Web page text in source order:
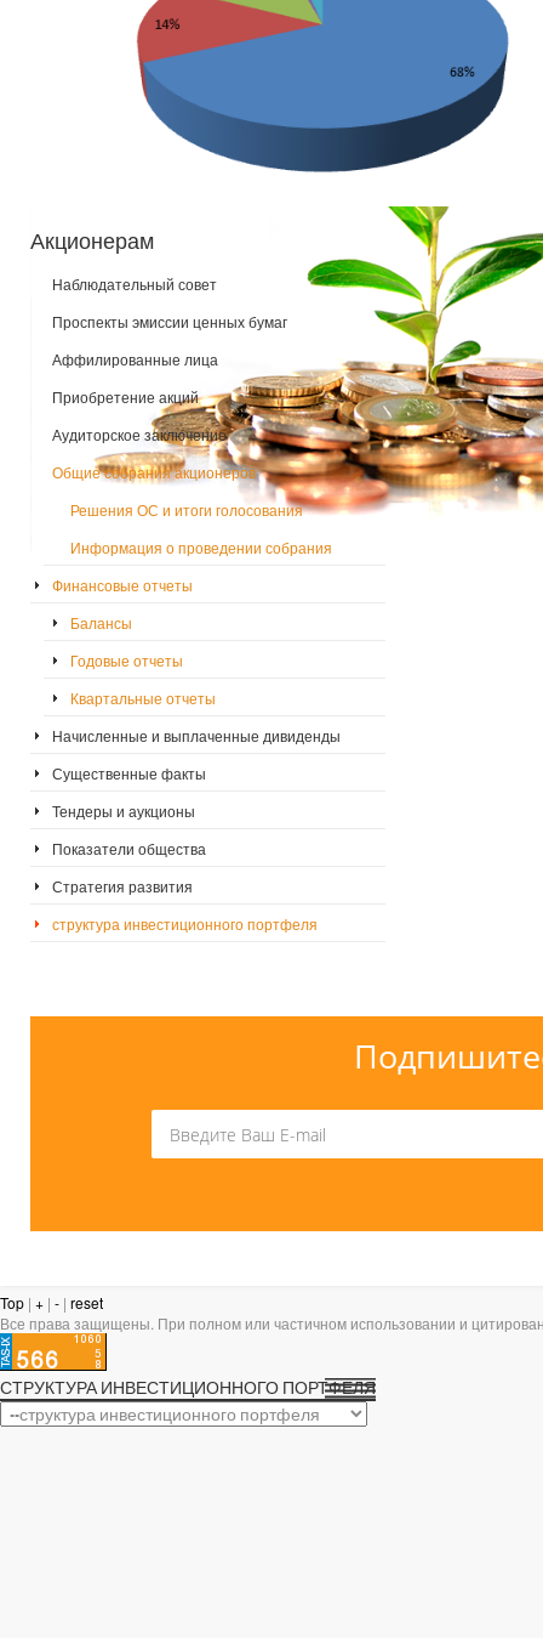
Акционерам
Наблюдательный совет
Проспекты эмиссии ценных бумаг
Аффилированные лица
Приобретение акций
Аудиторское заключение
Общие собрания акционеров
Решения ОС и итоги голосования
Информация о проведении собрания
Финансовые отчеты
Балансы
Годовые отчеты
Квартальные отчеты
Начисленные и выплаченные дивиденды
Существенные факты
Тендеры и аукционы
Показатели общества
Стратегия развития
структура инвестиционного портфеля
Top | + | - | reset
Все права защищены. При полном или частичном использовании и
СТРУКТУРА ИНВЕСТИЦИОННОГО ПОРТФЕЛЯ